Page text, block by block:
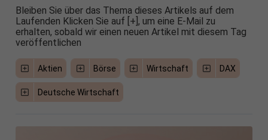
Bleiben Sie über das Thema dieses Artikels auf dem
Laufenden Klicken Sie auf [+], um eine E-Mail zu
erhalten, sobald wir einen neuen Artikel mit diesem Tag
veröffentlichen
Aktien Börse Wirtschaft DAX
Deutsche Wirtschaft